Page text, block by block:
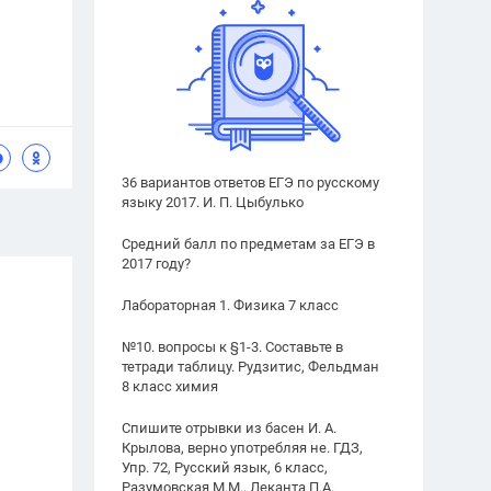
36 вариантов ответов ЕГЭ по русскому
языку 2017. И. П. Цыбулько
Средний балл по предметам за ЕГЭ в
2017 году?
Лабораторная 1. Физика 7 класс
№10. вопросы к §1-3. Составьте в
тетради таблицу. Рудзитис, Фельдман
8 класс химия
Спишите отрывки из басен И. А.
Крылова, верно употребляя не. ГДЗ,
Упр. 72, Русский язык, 6 класс,
Разумовская М.М., Леканта П.А.